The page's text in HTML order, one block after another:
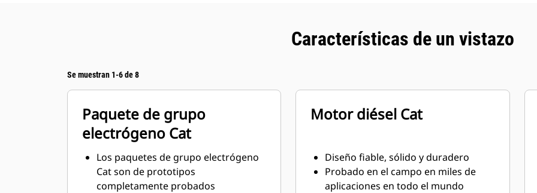
Características de un vistazo
Se muestran 1-6 de 8
Paquete de grupo
electrógeno Cat
Los paquetes de grupo electrógeno
Cat son de prototipos
completamente probados
Motor diésel Cat
Diseño fiable, sólido y duradero
Probado en el campo en miles de
aplicaciones en todo el mundo